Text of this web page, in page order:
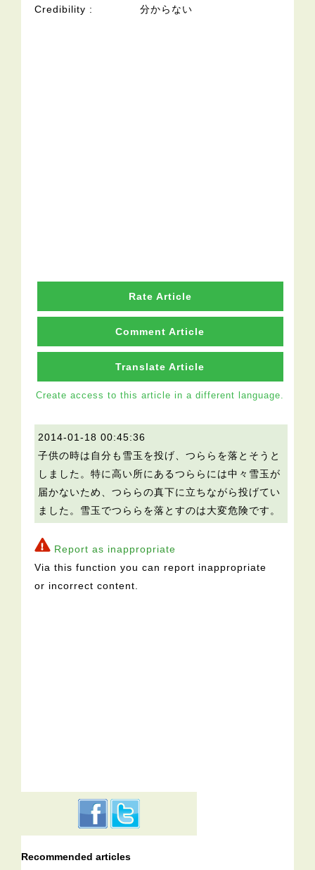
Credibility
分からない
Rate Article
Comment Article
Translate Article
Create access to this article in a different language.
2014-01-18 00:45:36
子供の時は自分も雪玉を投げ、つららを落とそうと
しました。特に高い所にあるつららには中々雪玉が
届かないため、つららの真下に立ちながら投げてい
ました。雪玉でつららを落とすのは大変危険です。
Report as inappropriate
Via this function you can report inappropriate
or incorrect content.
Recommended articles